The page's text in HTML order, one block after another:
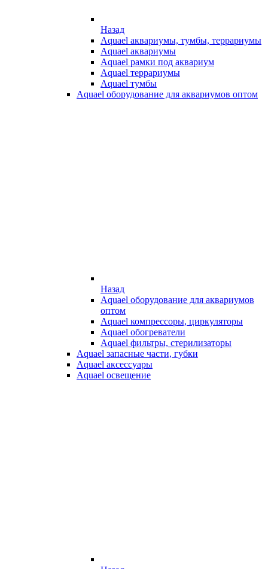
Назад
Aquael аквариумы, тумбы, террариумы
Aquael аквариумы
Aquael рамки под аквариум
Aquael террариумы
Aquael тумбы
Aquael оборудование для аквариумов оптом
Назад
Aquael оборудование для аквариумов
оптом
Aquael компрессоры, циркуляторы
Aquael обогреватели
Aquael фильтры, стерилизаторы
Aquael запасные части, губки
Aquael аксессуары
Aquael освещение